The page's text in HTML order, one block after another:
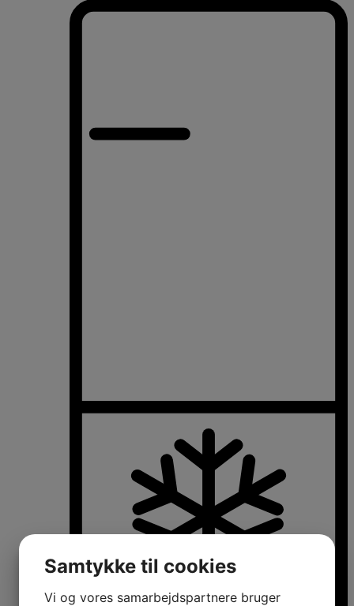
Samtykke til cookies
Vi og vores samarbejdspartnere bruger